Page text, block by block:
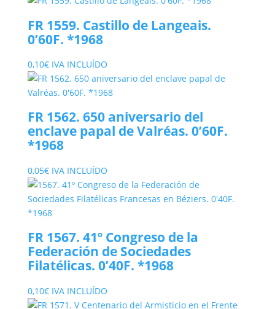
FR 1559. Castillo de Langeais.
0’60F. *1968
0,10€ IVA INCLUÍDO
FR 1562. 650 aniversario del
enclave papal de Valréas. 0’60F.
*1968
0,05€ IVA INCLUÍDO
FR 1567. 41º Congreso de la
Federación de Sociedades
Filatélicas. 0’40F. *1968
0,10€ IVA INCLUÍDO